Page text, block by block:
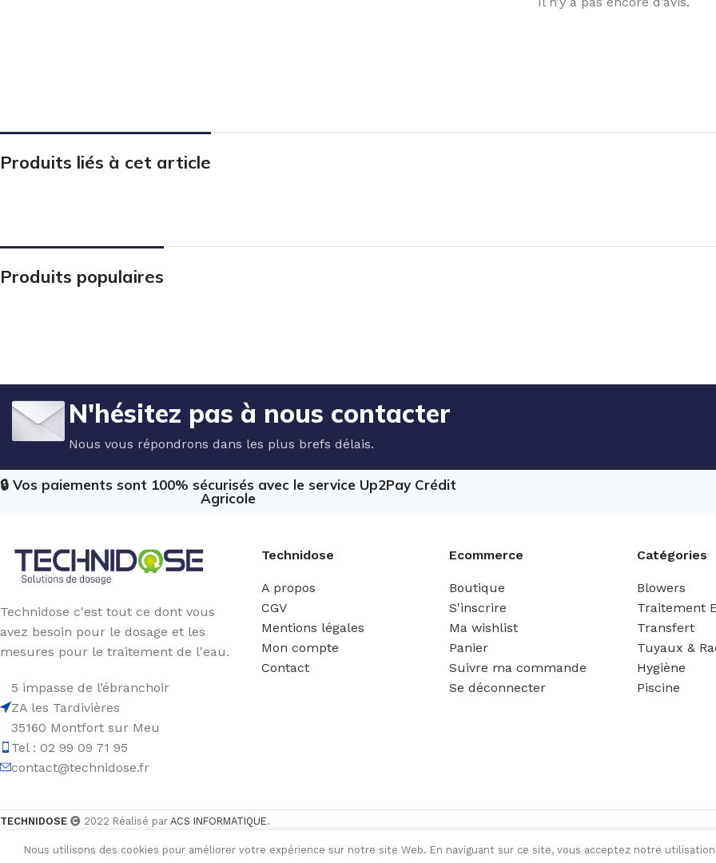
Produits liés à cet article
Produits populaires
N'hésitez pas à nous contacter
Nous vous répondrons dans les plus brefs délais.
🔒 Vos paiements sont 100% sécurisés avec le service Up2Pay Crédit
Agricole
Technidose c'est tout ce dont vous
avez besoin pour le dosage et les
mesures pour le traitement de l'eau.
5 impasse de l’ébranchoir
ZA les Tardivières
35160 Montfort sur Meu
Tel : 02 99 09 71 95
contact@technidose.fr
Technidose
A propos
CGV
Mentions légales
Mon compte
Contact
Ecommerce
Boutique
S'inscrire
Ma wishlist
Panier
Suivre ma commande
Se déconnecter
Catégories
Blowers
Traitement
Transfert
Tuyaux &
Hygiène
Piscine
TECHNIDOSE 2022 Réalisé par ACS INFORMATIQUE.
Nous utilisons des cookies pour améliorer votre expérience sur notre site Web. En naviguant sur ce site, vous acceptez notre